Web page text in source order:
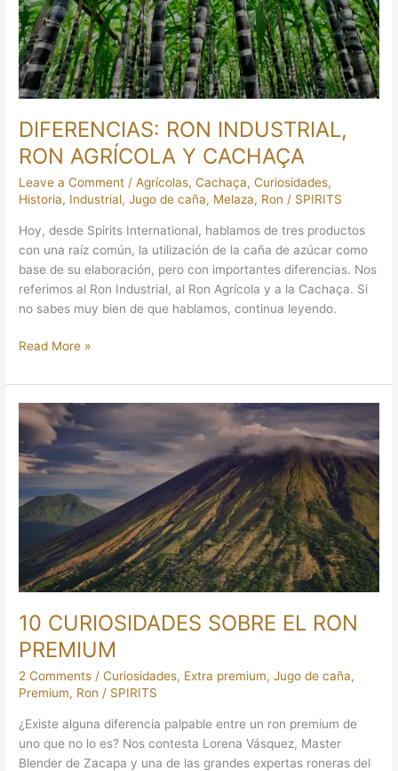
DIFERENCIAS: RON INDUSTRIAL,
RON AGRÍCOLA Y CACHAÇA
Leave a Comment /Agrícolas,Cachaça,Curiosidades,
Historia, Industrial,Jugo de caña, Melaza, Ron / SPIRITS
Hoy, desde Spirits International, hablamos de tres productos
con una raíz común, la utilización de la caña de azúcar como
base de su elaboración, pero con importantes diferencias. Nos
referimos al Ron Industrial, al Ron Agrícola y a la Cachaça. Si
no sabes muy bien de que hablamos, continua leyendo.
Y
CACHAÇA
Read More »
10 CURIOSIDADES SOBRE EL RON
PREMIUM
2 Comments /Curiosidades, Extra premium,Jugo de caña,
Premium, Ron / SPIRITS
¿Existe alguna diferencia palpable entre un ron premium de
uno que no lo es? Nos contesta Lorena Vásquez, Master
Blender de Zacapa y una de las grandes expertas roneras del
10
CURIOSIDADES
SOBRE
EL
RON
PREMIUM